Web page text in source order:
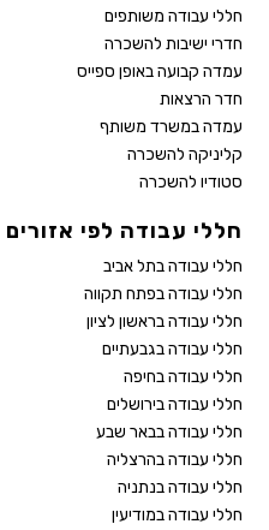
חללי עבודה משותפים
חדרי ישיבות להשכרה
עמדה קבועה באופן ספייס
חדר הרצאות
עמדה במשרד משותף
קליניקה להשכרה
סטודיו להשכרה
חללי עבודה לפי אזורים
חללי עבודה בתל אביב
חללי עבודה בפתח תקווה
חללי עבודה בראשון לציון
חללי עבודה בגבעתיים
חללי עבודה בחיפה
חללי עבודה בירושלים
חללי עבודה בבאר שבע
חללי עבודה בהרצליה
חללי עבודה בנתניה
חללי עבודה במודיעין